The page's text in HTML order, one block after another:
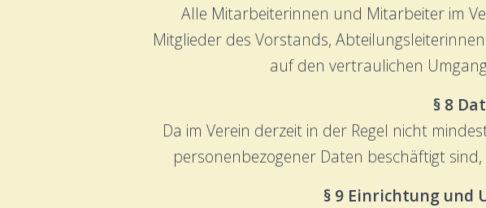
Alle Mitarbeiterinnen und Mitarbeiter im
Mitglieder des Vorstands,
auf den vertraulichen
§ 8
Da im Verein derzeit in der Regel nicht
personenbezogener Daten beschäftigt
§ 9 Einrichtung